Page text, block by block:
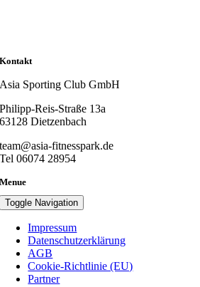
Kontakt
Asia Sporting Club GmbH
Philipp-Reis-Straße 13a
63128 Dietzenbach
team@asia-fitnesspark.de
Tel 06074 28954
Menue
Toggle Navigation
Impressum
Datenschutzerklärung
AGB
Cookie-Richtlinie (EU)
Partner